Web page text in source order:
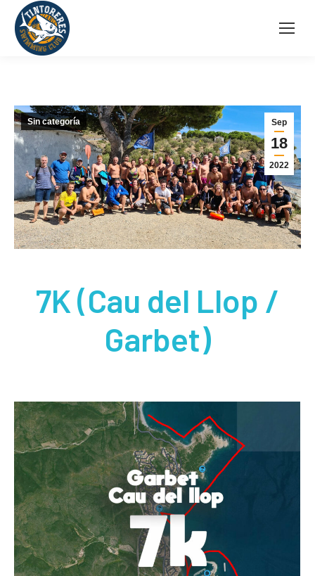
Sep
18
2022
Sin categoría
7K (Cau del Llop /
Garbet)